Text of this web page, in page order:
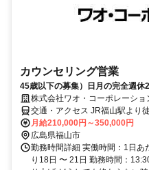
カウンセリング営業
45歳以下の募集）日月の完全週休
株式会社ワオ・コーポレーショ
交通・アクセス JR福山駅より
月給210,000円～350,000円
広島県福山市
勤務時間詳細 実働時間：1日あ
り18日 〜 21日 勤務時間：